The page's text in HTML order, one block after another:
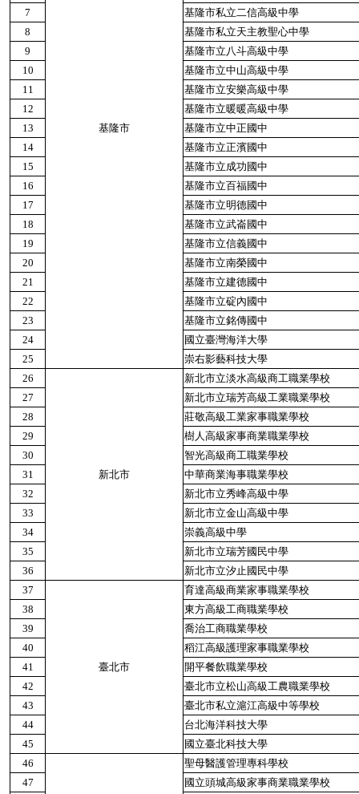
基隆市
7
基隆市私立二信高級中學
8
基隆市私立天主教聖心中學
9
基隆市立八斗高級中學
10
基隆市立中山高級中學
11
基隆市立安樂高級中學
12
基隆市立暖暖高級中學
13
基隆市立中正國中
14
基隆市立正濱國中
15
基隆市立成功國中
16
基隆市立百福國中
17
基隆市立明德國中
18
基隆市立武崙國中
19
基隆市立信義國中
20
基隆市立南榮國中
21
基隆市立建德國中
22
基隆市立碇內國中
23
基隆市立銘傳國中
24
國立臺灣海洋大學
25
崇右影藝科技大學
26
新北市
新北市立淡水高級商工職業學校
27
新北市立瑞芳高級工業職業學校
28
莊敬高級工業家事職業學校
29
樹人高級家事商業職業學校
30
智光高級商工職業學校
31
中華商業海事職業學校
32
新北市立秀峰高級中學
33
新北市立金山高級中學
34
崇義高級中學
35
新北市立瑞芳國民中學
36
新北市立汐止國民中學
37
臺北市
育達高級商業家事職業學校
38
東方高級工商職業學校
39
喬治工商職業學校
40
稻江高級護理家事職業學校
41
開平餐飲職業學校
42
臺北市立松山高級工農職業學校
43
臺北市私立滬江高級中等學校
44
台北海洋科技大學
45
國立臺北科技大學
46
聖母醫護管理專科學校
47
國立頭城高級家事商業職業學校